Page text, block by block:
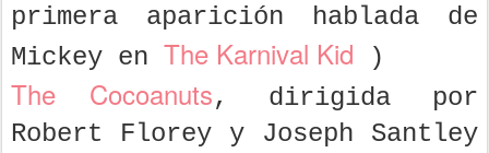
primera aparición hablada de
Mickey en The Karnival Kid )
The Cocoanuts, dirigida por
Robert Florey y Joseph Santley